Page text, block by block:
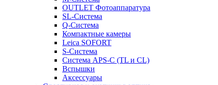
OUTLET Фотоаппаратура
SL-Система
Q-Cистема
Компактные камеры
Leica SOFORT
S-Система
Система APS-C (TL и CL)
Вспышки
Аксессуары